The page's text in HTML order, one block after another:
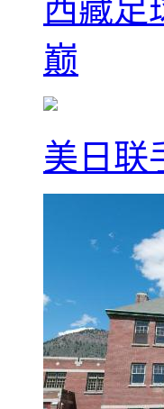
西藏足
巅
美日联